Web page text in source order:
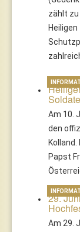
zählt
Am 10.
den
Papst
29.
Am 29.